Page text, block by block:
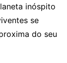
inóspito
se
do seu